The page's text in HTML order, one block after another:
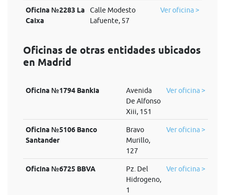
Oficina №2283 La
Caixa
Calle Modesto
Lafuente, 57
Ver oficina >
Oficinas de otras entidades ubicados
en Madrid
Oficina №1794 Bankia
Avenida
De Alfonso
Xiii, 151
Ver oficina >
Oficina №5106 Banco
Santander
Bravo
Murillo,
127
Ver oficina >
Oficina №6725 BBVA
Pz. Del
Hidrogeno,
1
Ver oficina >